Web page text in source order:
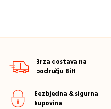
Brza dostava na
području BiH
Bezbjedna & sigurna
kupovina